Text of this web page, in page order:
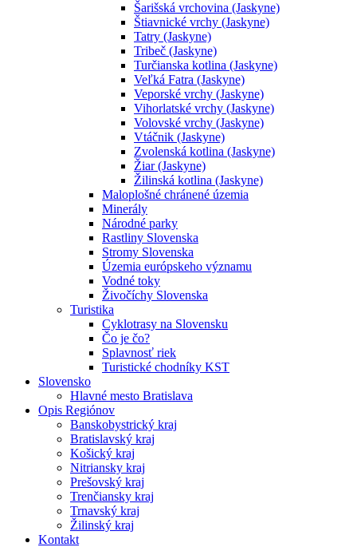
Šarišská vrchovina (Jaskyne)
Štiavnické vrchy (Jaskyne)
Tatry (Jaskyne)
Tribeč (Jaskyne)
Turčianska kotlina (Jaskyne)
Veľká Fatra (Jaskyne)
Veporské vrchy (Jaskyne)
Vihorlatské vrchy (Jaskyne)
Volovské vrchy (Jaskyne)
Vtáčnik (Jaskyne)
Zvolenská kotlina (Jaskyne)
Žiar (Jaskyne)
Žilinská kotlina (Jaskyne)
Maloplošné chránené územia
Minerály
Národné parky
Rastliny Slovenska
Stromy Slovenska
Územia európskeho významu
Vodné toky
Živočíchy Slovenska
Turistika
Cyklotrasy na Slovensku
Čo je čo?
Splavnosť riek
Turistické chodníky KST
Slovensko
Hlavné mesto Bratislava
Opis Regiónov
Banskobystrický kraj
Bratislavský kraj
Košický kraj
Nitriansky kraj
Prešovský kraj
Trenčiansky kraj
Trnavský kraj
Žilinský kraj
Kontakt